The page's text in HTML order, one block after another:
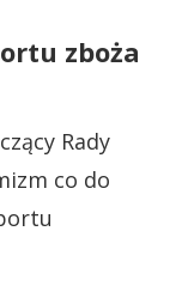
zboża
Rady
co do